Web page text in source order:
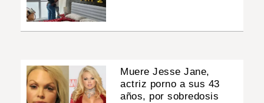
Muere Jesse Jane,
actriz porno a sus 43
años, por sobredosis